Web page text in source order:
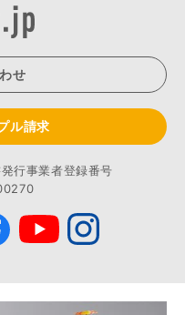
せ
ル請求
行事業者登録番号